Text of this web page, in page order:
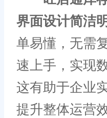
界面设计简洁
单易懂，无需
速上手，实现
这有助于企业
提升整体运营效